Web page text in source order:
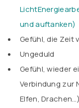
und auftanken)
Gefühl, die Zeit
Ungeduld
Gefühl, wieder
Verbindung zur
Elfen,